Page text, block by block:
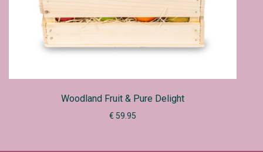
Woodland Fruit & Pure Delight
€ 59.95